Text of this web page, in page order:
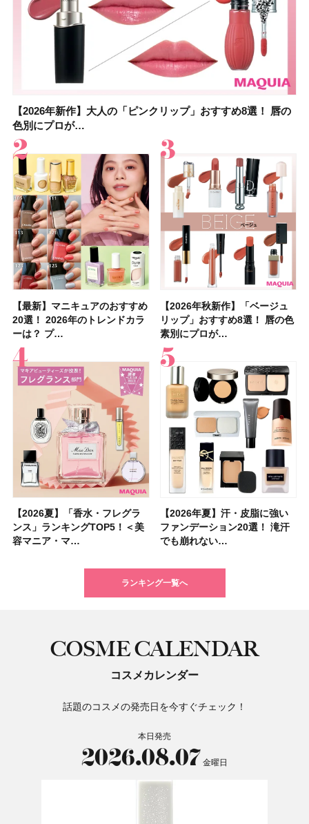
【2026年新作】大人の「ピンクリップ」おすすめ8選！ 唇の
色別にプロが…
【最新】マニキュアのおすすめ
20選！ 2026年のトレンドカラ
ーは？ プ…
【2026年秋新作】「ベージュ
リップ」おすすめ8選！ 唇の色
素別にプロが…
【2026夏】「香水・フレグラ
ンス」ランキングTOP5！＜美
容マニア・マ…
【2026年夏】汗・皮脂に強い
ファンデーション20選！ 滝汗
でも崩れない…
【上田竜也さんのマイベストコスメ５選】大人になって開眼
したからこそ愛が深…
【2026年夏】汗に強い日焼け
止めのおすすめ13選！ 汗で塗
膜が強化され…
【石井美保さん】おすすめの
「ブライトニング」11選！ ス
キンケアからサプ…
【クリスマスコフレ2026】ク
リニークのホリデーコフレを一
挙紹介！ 人気…
【コスメデコルテ】ブランド最
高峰ラインから新作エイジング
ケアクリーム「A…
【2026年新作】大人の「ピンクリップ」おすすめ8選！ 唇の
色別にプロが…
【最新】マニキュアのおすすめ
20選！ 2026年のトレンドカラ
ーは？ プ…
【2026年秋新作】「ベージュ
リップ」おすすめ8選！ 唇の色
素別にプロが…
【2026年夏】汗・皮脂に強い
ファンデーション20選！ 滝汗
でも崩れない…
【崩れないフェイスパウダーの
塗り方】ブラシ？パフ？ 肌質
別メイクHOW …
【2026夏】「香水・フレグランス」ランキングTOP5！＜美
容マニア・マ…
【デパコスのネイルオイル10
選】プレゼントにおすすめ！ケ
ア効果、ビジュ、…
【2026年】ボディ用日焼け止
めUVのおすすめ20選！ この夏
注目の人気…
【2026夏】「リップケア」ラ
ンキングTOP5！＜美容マニア
集団・マキア…
【クリスマスコフレ2026】
BAUM（バウム）が誘う静寂の
香りの世界へ。…
【2026夏】「歯磨き粉・オーラルケア」ランキングTOP5！
＜美容マニア…
【石井美保さんのおすすめお菓
子＆お茶10選】手土産にもぴっ
たり
【板野友美さんの美活】「最
近、下の歯の矯正を再開したん
です」オーラルケア…
【2026夏】「インナーケア・
サプリ」ランキングTOP5！＜
美容マニア集…
【おすすめダイエットサプリ８
選】食べすぎた日をサポート！
選び方＆糖質・脂…
【2026年夏】40代におすすめの髪型30選！ 若く見える・手
入れが楽な…
【2026年夏】おすすめの髪型
36選！ショート・ボブ・ミディ
アム・ロング…
【2026年夏】小顔に見えるボ
ブの髪型37選！ レイヤー・切
りっぱなしな…
【最新】髪のうねり・広がり・
くせ毛におすすめのシャンプー
17選
【2026年】最新トレンド「ボ
ブ」13種類を徹底解説！ 定番
＆人気の髪型…
【鈴木えみさんの愛用品30選】コスメ・スキンケア・ヘアケ
アetc.お気に…
【読者プレゼント】羽の見えな
いハンディファン
「baramood」を3名様…
【2026年8月の一粒万倍日】お
すすめの開運コスメ＆美容アイ
テム10選！
【フォロー＆いいねで当たる】
中国割烹旅館 掬水亭の宿泊券
を1組2名様にプ…
【無印良品】スキンケア×衣料
素材の最強タッグで実現！ 着
るだけで保湿でき…
【キャンメイク】売切続出！先行発売中の「クリアヴェール
セッティングパウダ…
【セザンヌ】8/7新色追加！
「ウォータリーティントリップ
」10モモピュ…
【限定】&be「リップカラーデ
ュオ 01 ピンクベージュ」レビ
ュー｜落ち…
【全色レビュー】ケイト メロ
ウブラウンアイズ限定色追加！
イエベ・ブルベ別…
【スック2026新作】秋コレク
ションを全品スウォッチ&イエ
ベブルベ分け！
ランキング一覧へ
COSME CALENDAR
コスメカレンダー
話題のコスメの発売日を今すぐチェック！
本日発売
2026.08.07 金曜日